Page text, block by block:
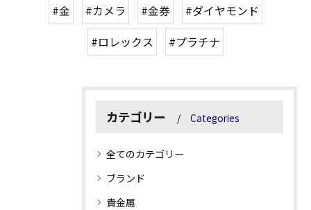
#金 #カメラ #金券
#ダイヤモンド
#ロレックス
#プラチナ
カテゴリー Categories
全てのカテゴリー
ブランド
貴金属